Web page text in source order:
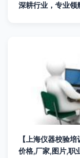
深耕行业，专业领
【上海仪器校验
价格,厂家,图片,职